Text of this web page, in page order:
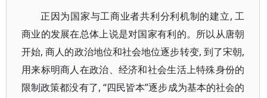
正因为国家与工商业者共利分利机制的建立, 工
商业的发展在总体上说是对国家有利的。所以从唐朝
开始, 商人的政治地位和社会地位逐步转变, 到了宋朝,
用来标明商人在政治、经济和社会生活上特殊身份的
限制政策都没有了, “四民皆本”逐步成为基本的社会的